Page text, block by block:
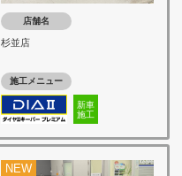
店舗名
杉並店
施工メニュー
新車
施工
NEW